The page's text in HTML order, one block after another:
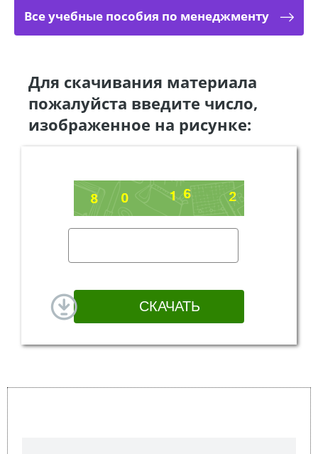
Все учебные пособия по менеджменту
Для скачивания материала
пожалуйста введите число,
изображенное на рисунке: